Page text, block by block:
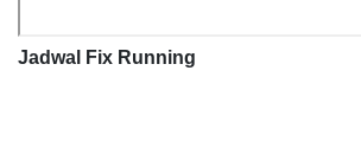
Jadwal Fix Running